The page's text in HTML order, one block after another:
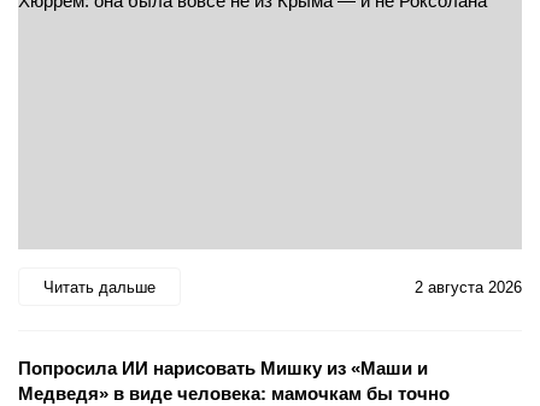
Читать дальше 2 августа 2026
Попросила ИИ нарисовать Мишку из «Маши и
Медведя» в виде человека: мамочкам бы точно